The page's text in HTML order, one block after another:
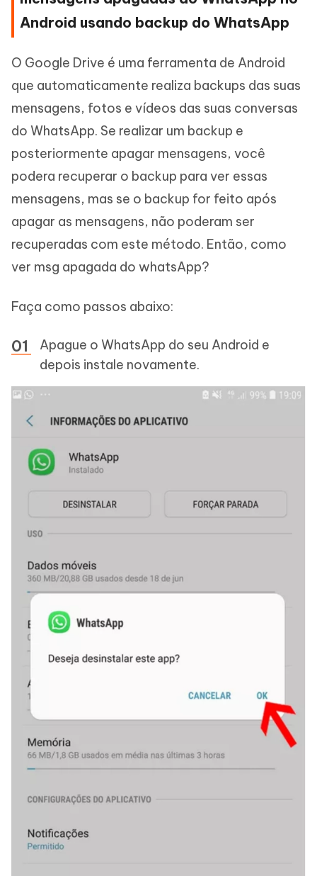
Android usando backup do WhatsApp
O Google Drive é uma ferramenta de Android
que automaticamente realiza backups das suas
mensagens, fotos e vídeos das suas conversas
do WhatsApp. Se realizar um backup e
posteriormente apagar mensagens, você
podera recuperar o backup para ver essas
mensagens, mas se o backup for feito após
apagar as mensagens, não poderam ser
recuperadas com este método. Então, como
ver msg apagada do whatsApp?
Faça como passos abaixo:
Apague o WhatsApp do seu Android e
depois instale novamente.